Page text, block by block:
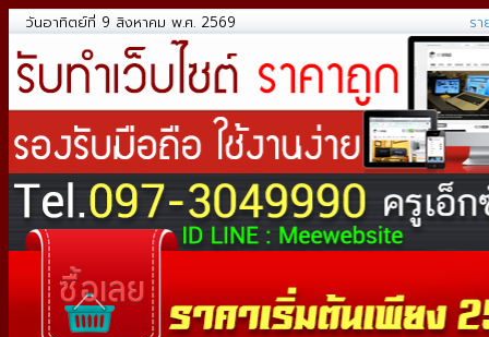
วันอาทิตย์ที่ 9 สิงหาคม พ.ศ. 2569 ร